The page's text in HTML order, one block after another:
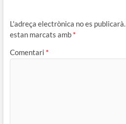
L'adreça electrònica no es publicarà.
estan marcats amb *
Comentari *